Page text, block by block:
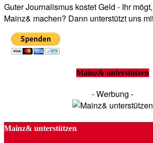
Guter Journalismus kostet Geld - Ihr
Mainz& machen? Dann unterstützt uns
Mainz& unterstützen
- Werbung -
Mainz& unterstützen